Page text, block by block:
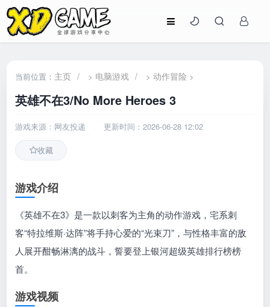
当前位置： 主页 / > 电脑游戏 / >动作冒险 >
英雄不在3/No More Heroes 3
游戏来源：网友投递 更新时间：2026-06-28 12:02
收藏
游戏介绍
《英雄不在3》是一款以刺客为主角的动作游戏，宅系刺
客“特拉维斯·达阵”将手持心爱的“光束刀”，与性格丰富的敌
人展开酣畅淋漓的战斗，誓要登上银河超级英雄排行榜榜
首。
游戏视频